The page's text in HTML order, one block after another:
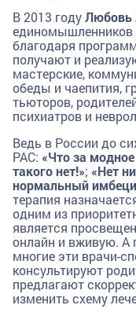
В 2013 годуЛюбовь
единомышленников
благодаря
получают и
мастерские,
обеды и чаепития,
тьюторов,
психиатров и
Ведь в России до
РАС: «Что за
такого нет!»; «Нет
нормальный
терапия
одним из
является
онлайн и вживую. А
многие эти врачи-
консультируют
предлагают
изменить схему